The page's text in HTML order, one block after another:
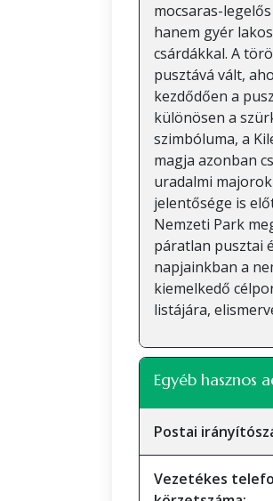
mocsaras-
hanem gyér
csárdákkal. A
pusztává vált,
kezdődően a
különösen a
szimbóluma, a
magja azonban
uradalmi
jelentősége is
Nemzeti Park
páratlan pusztai
napjainkban a
kiemelkedő
listájára,
Egyéb hasznos
Postai
Vezetékes